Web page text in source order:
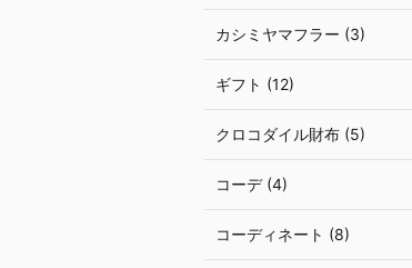
カシミヤマフラー (3)
ギフト (12)
クロコダイル財布 (5)
コーデ (4)
コーディネート (8)